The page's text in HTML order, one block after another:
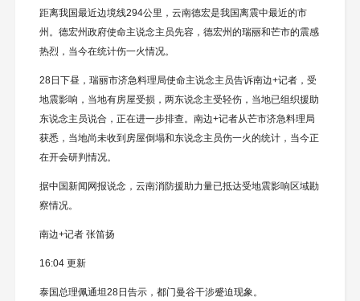
距离我国最近边境线294公里，云南德宏是我国离震中最近的市
州。德宏州政府使命主说念主员先容，德宏州的瑞丽和芒市的震感
热烈，当今在统计伤一火情况。
28日下昼，瑞丽市济急料理局使命主说念主员告诉南边+记者，受
地震影响，当地有房屋受损，两东说念主受轻伤，当地已组织援助
东说念主员说合，正在进一步排查。南边+记者从芒市济急料理局
获悉，当地尚未收到房屋倒塌和东说念主员伤一火的统计，当今正
在开会研判情况。
据中国新闻网报说念，云南消防援助力量已抵达受地震影响区域勘
察情况。
南边+记者 张笛扬
16:04 更新
泰国总理佩通坦28日告示，都门曼谷干涉蹙迫现象。